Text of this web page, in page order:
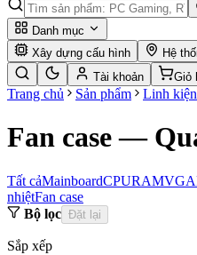
Danh mục
Xây dựng cấu hình
Hệ
Tài khoản
Giỏ
Trang chủ Sản phẩm Linh kiện
Fan case —
Tất cảMainboardCPURAMVGA
nhiệtFan case
Bộ lọc Đặt lại
Sắp xếp